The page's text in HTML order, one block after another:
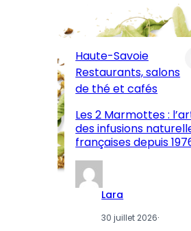
Haute-Savoie
Restaurants, salons
de thé et cafés
Les 2 Marmottes :
des infusions
françaises depuis
Lara
30 juillet 2026·